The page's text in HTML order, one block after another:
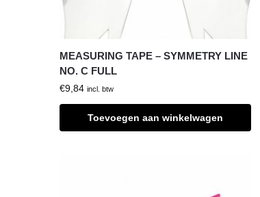
MEASURING TAPE – SYMMETRY LINE
NO. C FULL
€9,84 incl. btw
Toevoegen aan winkelwagen